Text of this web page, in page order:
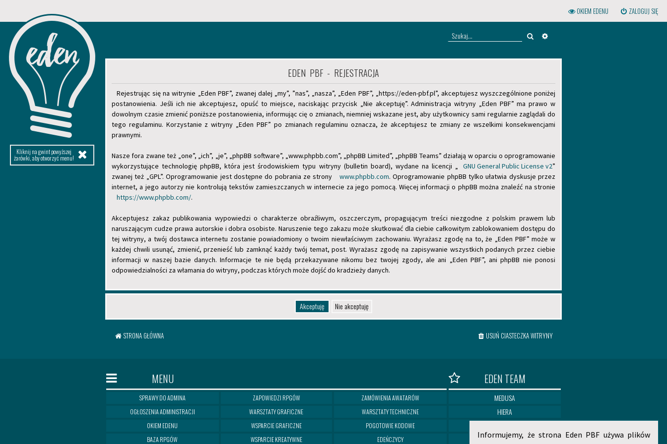
Informujemy, że strona Eden PBF używa plików
Kliknij na gwint powyższej
żarówki, aby otworzyć menu!
ZALOGUJ SIĘ
OKIEM EDENU
Szukaj
EDEN PBF - REJESTRACJA
Rejestrując się na witrynie „Eden PBF”, zwanej dalej „my”, ”nas”, „nasza”, „Eden PBF”, „https://eden-pbf.pl”, akceptujesz wyszczególnione poniżej
postanowienia. Jeśli ich nie akceptujesz, opuść to miejsce, naciskając przycisk „Nie akceptuję”. Administracja witryny „Eden PBF” ma prawo w
dowolnym czasie zmienić poniższe postanowienia, informując cię o zmianach, niemniej wskazane jest, aby użytkownicy sami regularnie zaglądali do
tego regulaminu. Korzystanie z witryny „Eden PBF” po zmianach regulaminu oznacza, że akceptujesz te zmiany ze wszelkimi konsekwencjami
prawnymi.
Nasze fora zwane też „one”, „ich”, „je”, „phpBB software”, „www.phpbb.com”, „phpBB Limited”, „phpBB Teams” działają w oparciu o oprogramowanie
wykorzystujące technologię phpBB, która jest środowiskiem typu witryny (bulletin board), wydane na licencji „
GNU General Public License v2”
zwanej też „GPL”. Oprogramowanie jest dostępne do pobrania ze strony
www.phpbb.com. Oprogramowanie phpBB tylko ułatwia dyskusje przez
internet, a jego autorzy nie kontrolują tekstów zamieszczanych w internecie za jego pomocą. Więcej informacji o phpBB można znaleźć na stronie
https://www.phpbb.com/.
Akceptujesz zakaz publikowania wypowiedzi o charakterze obraźliwym, oszczerczym, propagującym treści niezgodne z polskim prawem lub
naruszającym cudze prawa autorskie i dobra osobiste. Naruszenie tego zakazu może skutkować dla ciebie całkowitym zablokowaniem dostępu do
tej witryny, a twój dostawca internetu zostanie powiadomiony o twoim niewłaściwym zachowaniu. Wyrażasz zgodę na to, że „Eden PBF” może w
każdej chwili usunąć, zmienić, przenieść lub zamknąć każdy twój temat, post. Wyrażasz zgodę na zapisywanie wszystkich podanych przez ciebie
informacji w naszej bazie danych. Informacje te nie będą przekazywane nikomu bez twojej zgody, ale ani „Eden PBF”, ani phpBB nie ponosi
odpowiedzialności za włamania do witryny, podczas których może dojść do kradzieży danych.
STRONA GŁÓWNA USUŃ CIASTECZKA WITRYNY
MENU
SPRAWY DO ADMINA
OGŁOSZENIA ADMINISTRACJI
OKIEM EDENU
BAZA RPGÓW
ZAPOWIEDZI RPGÓW
WARSZTATY GRAFICZNE
WSPARCIE GRAFICZNE
WSPARCIE KREATYWNE
ZAMÓWIENIA AWATARÓW
WARSZTATY TECHNICZNE
POGOTOWIE KODOWE
EDEŃCZYCY
EDEN TEAM
MEDUSA
HIERA
NORITOSHI